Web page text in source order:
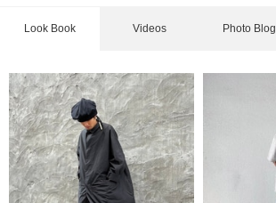
Look Book Videos Photo Blog